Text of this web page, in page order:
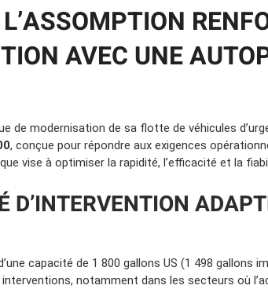
AVEC UNE
de modernisation de sa flotte de véhicules
, conçue pour répondre aux exigences
vise à optimiser la rapidité, l’efficacité et la
D’INTERVENTION
capacité de 1 800 gallons US (1 498
notamment dans les secteurs où